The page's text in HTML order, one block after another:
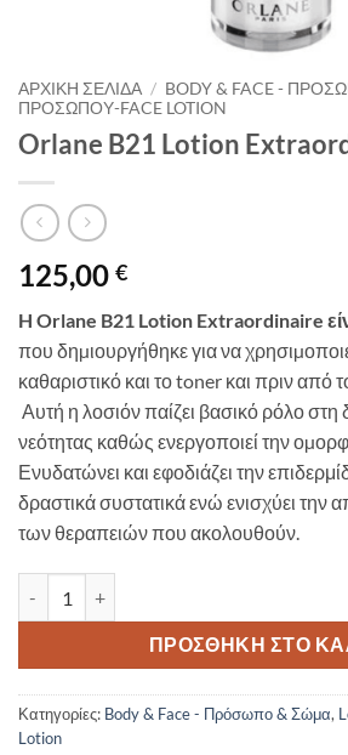
ΑΡΧΙΚΉ ΣΕΛΊΔΑ / BODY & FACE -
ΠΡΟΣΏΠΟΥ-FACE LOTION
Orlane B21 Lotion
125,00 €
H Orlane B21 Lotion Extraordinaire
που δηµιουργήθηκε για να
καθαριστικό και το toner και πριν από
Αυτή η λοσιόν παίζει βασικό ρόλο στη
νεότητας καθώς ενεργοποιεί την
Ενυδατώνει και εφοδιάζει την
δραστικά συστατικά ενώ ενισχύει την
των θεραπειών που ακολουθούν.
ΠΡΟΣΘΉΚΗ ΣΤΟ
Κατηγορίες: Body & Face - Πρόσωπο & Σώμα,
Lotion